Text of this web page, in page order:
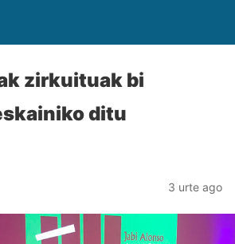
zirkuituak bi
ditu
3 urte ago